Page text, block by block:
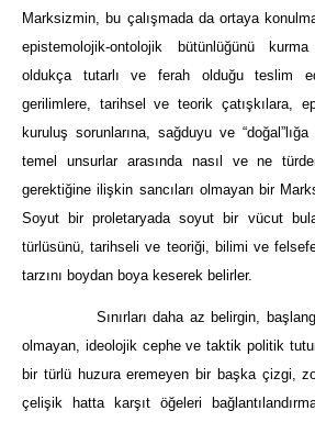
Marksizmin, bu çalışmada da ortaya
epistemolojik-ontolojik bütünlüğünü
oldukça tutarlı ve ferah olduğu teslim
gerilimlere, tarihsel ve teorik çatışkılara,
kuruluş sorunlarına, sağduyu ve
temel unsurlar arasında nasıl ve ne
gerektiğine ilişkin sancıları olmayan bir
Soyut bir proletaryada soyut bir vücut
türlüsünü, tarihseli ve teoriği, bilimi ve
tarzını boydan boya keserek belirler.
Sınırları daha az belirgin,
olmayan, ideolojik cephe ve taktik politik
bir türlü huzura eremeyen bir başka çizgi,
çelişik hatta karşıt öğeleri